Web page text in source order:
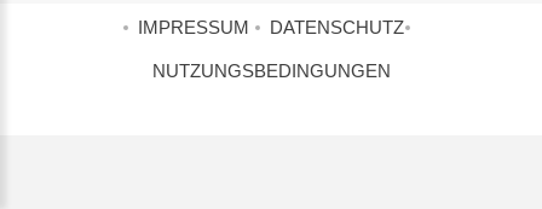
IMPRESSUM DATENSCHUTZ
NUTZUNGSBEDINGUNGEN